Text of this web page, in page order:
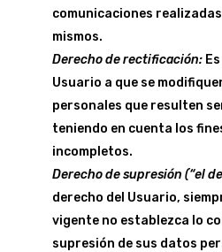
comunicaciones
mismos.
Derecho de rectificación:Es
Usuario a que se
personales que resulten
teniendo en cuenta los
incompletos.
Derecho de supresión (“el
derecho del Usuario,
vigente no establezca lo
supresión de sus datos